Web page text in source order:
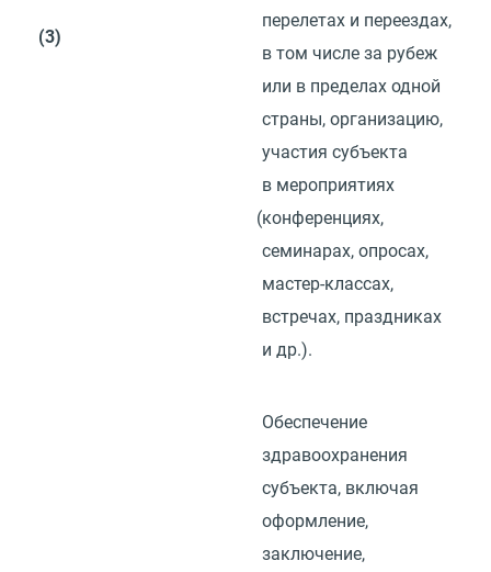
(3)
перелетах и переездах,
в том числе за рубеж
или в пределах одной
страны, организацию,
участия субъекта
в мероприятиях
(конференциях,
семинарах, опросах,
мастер-классах,
встречах, праздниках
и др.).
Обеспечение
здравоохранения
субъекта, включая
оформление,
заключение,